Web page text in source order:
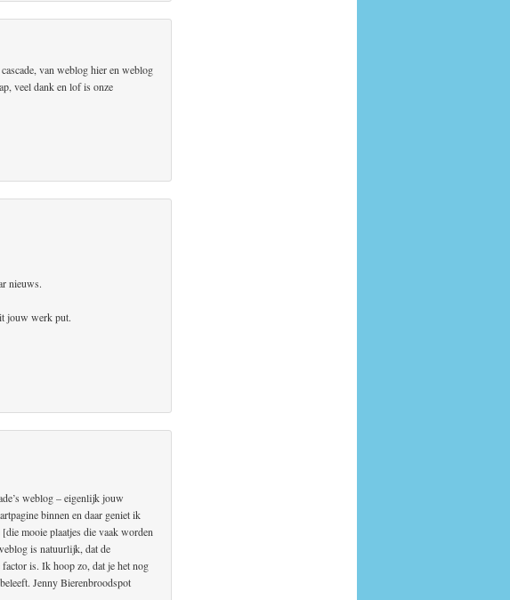
van weblog hier en weblog
veel dank en lof is onze
nieuws.
jouw werk put.
weblog – eigenlijk jouw
binnen en daar geniet ik
mooie plaatjes die vaak worden
is natuurlijk, dat de
factor is. Ik hoop zo, dat je het nog
Jenny Bierenbroodspot